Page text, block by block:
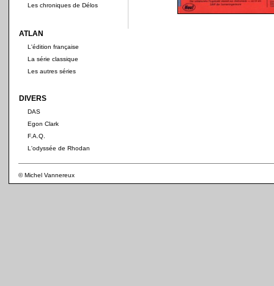
Les chroniques de Délos
ATLAN
L'édition française
La série classique
Les autres séries
DIVERS
DAS
Egon Clark
F.A.Q.
L'odyssée de Rhodan
© Michel Vannereux